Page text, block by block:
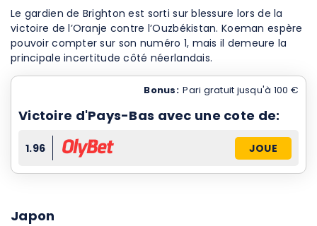
Le gardien de Brighton est sorti sur blessure lors de la
victoire de l’Oranje contre l’Ouzbékistan. Koeman espère
pouvoir compter sur son numéro 1, mais il demeure la
principale incertitude côté néerlandais.
Bonus: Pari gratuit jusqu'à 100 €
Victoire d'Pays-Bas avec une cote de:
1.96 JOUE
Japon